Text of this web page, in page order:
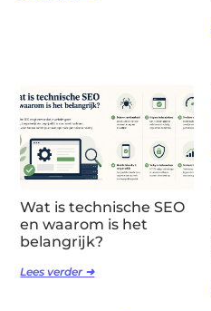
Wat is technische SEO
en waarom is het
belangrijk?
Lees verder ➜